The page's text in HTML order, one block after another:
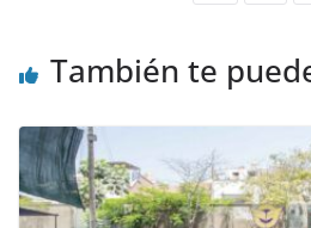
También te